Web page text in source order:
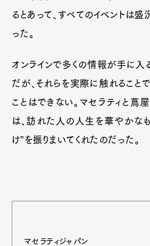
るとあって、すべてのイベントは
った。
オンラインで多くの情報が手に入
だが、それらを実際に触れること
ことはできない。マセラティと蔦
は、訪れた人の人生を華やかな
け”を振りまいてくれたのだった。
マセラティジャパン